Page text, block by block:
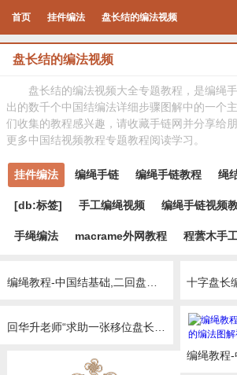
首页 挂件编法 盘长结的编法视频
盘长结的编法视频
盘长结的编法视频大全专题教程，是编绳
出的数千个中国结编法详细步骤图解中的一个
们收集的教程感兴趣，请收藏手链网并分享给
更多中国结视频教程专题教程阅读学习。
挂件编法 编绳手链 编绳手链教程 绳
[db:标签] 手工编绳视频 编绳手链视频
手绳编法 macrame外网教程 程蕓木手
十字盘长